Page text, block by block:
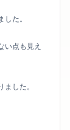
た。
い点も見え
した。